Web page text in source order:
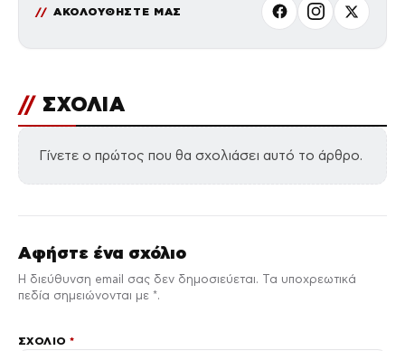
ΑΚΟΛΟΥΘΗΣΤΕ ΜΑΣ
// ΣΧΟΛΙΑ
Γίνετε ο πρώτος που θα σχολιάσει αυτό το άρθρο.
Αφήστε ένα σχόλιο
Η διεύθυνση email σας δεν δημοσιεύεται. Τα υποχρεωτικά
πεδία σημειώνονται με *.
ΣΧΌΛΙΟ*